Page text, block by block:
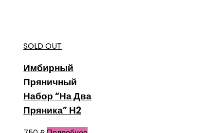
SOLD OUT
Имбирный
Пряничный
Набор “На Два
Пряника” Н2